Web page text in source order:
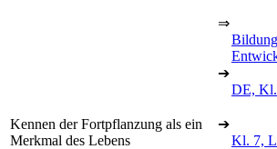
⇒
➔
DE,
Kennen der Fortpflanzung als ein
Merkmal des Lebens
➔
Kl. 7,